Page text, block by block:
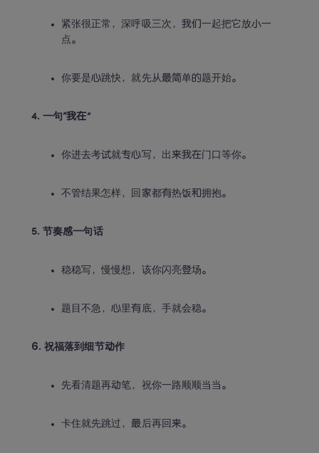
紧张很正常，深呼吸三次，我们一起把它放小一
点。
你要是心跳快，就先从最简单的题开始。
4. 一句“我在”
你进去考试就专心写，出来我在门口等你。
不管结果怎样，回家都有热饭和拥抱。
5. 节奏感一句话
稳稳写，慢慢想，该你闪亮登场。
题目不急，心里有底，手就会稳。
6. 祝福落到细节动作
先看清题再动笔，祝你一路顺顺当当。
卡住就先跳过，最后再回来。